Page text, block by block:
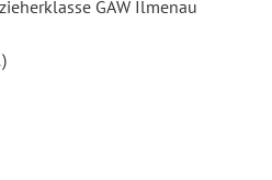
GAW Ilmenau